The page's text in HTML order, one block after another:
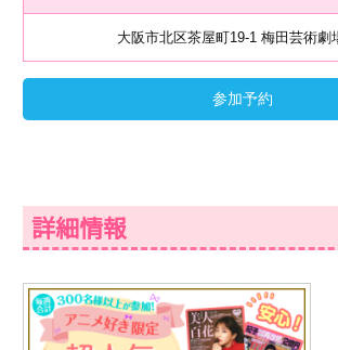
大阪市北区茶屋町19-1 梅田芸術劇
参加予約
詳細情報